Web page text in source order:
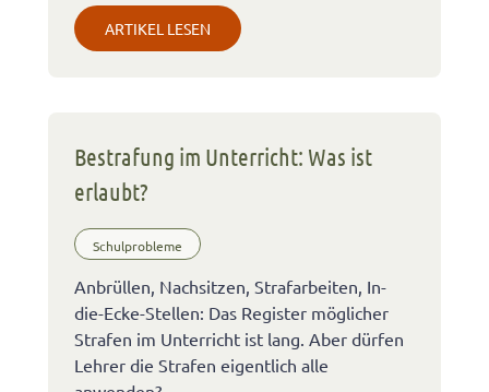
ARTIKEL LESEN
Bestrafung im Unterricht: Was ist
erlaubt?
Schulprobleme
Anbrüllen, Nachsitzen, Strafarbeiten, In-
die-Ecke-Stellen: Das Register möglicher
Strafen im Unterricht ist lang. Aber dürfen
Lehrer die Strafen eigentlich alle